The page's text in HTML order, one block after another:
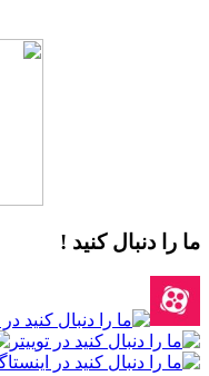
ما را دنبال کنید !